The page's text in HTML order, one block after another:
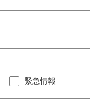
緊急情報